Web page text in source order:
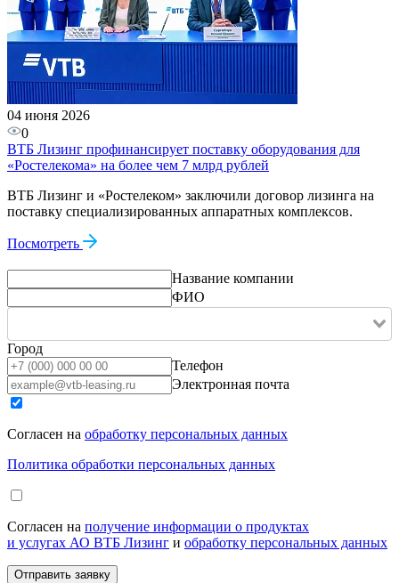
04 июня 2026
0
ВТБ Лизинг профинансирует поставку оборудования для
«Ростелекома» на более чем 7 млрд рублей
ВТБ Лизинг и «Ростелеком» заключили договор лизинга на
поставку специализированных аппаратных комплексов.
Посмотреть
Название компании
ФИО
Город
Телефон
Электронная почта
Согласен на обработку персональных данных
Политика обработки персональных данных
Согласен на получение информации о продуктах
и услугах АО ВТБ Лизинг и обработку персональных данных